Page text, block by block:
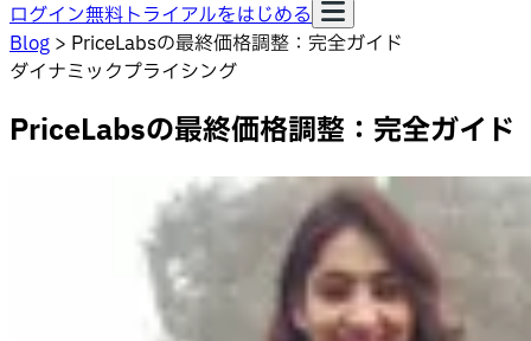
ログイン無料トライアルをはじめる
Blog > PriceLabsの最終価格調整：完全ガイド
ダイナミックプライシング
PriceLabsの最終価格調整：完全ガイド